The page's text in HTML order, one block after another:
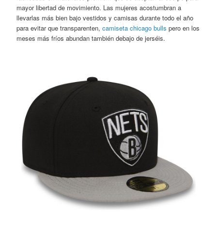
mayor libertad de movimiento. Las mujeres acostumbran a
llevarlas más bien bajo vestidos y camisas durante todo el año
para evitar que transparenten,camiseta chicago bulls pero en los
meses más fríos abundan también debajo de jerséis.